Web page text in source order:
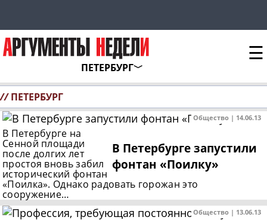
ПЕТЕРБУРГ
☰
// ПЕТЕРБУРГ
Общество | 14.06.13
В Петербурге запустили
фонтан «Поилку»
В Петербурге на
Сенной площади
после долгих лет
простоя вновь забил
исторический фонтан
«Поилка». Однако радовать горожан это
сооружение…
Общество | 13.06.13